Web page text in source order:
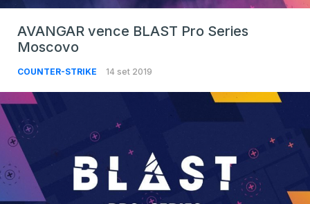
AVANGAR vence BLAST Pro Series
Moscovo
COUNTER-STRIKE 14 set 2019